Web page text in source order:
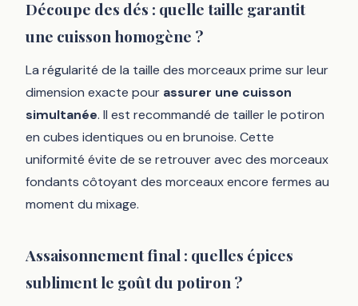
Découpe des dés : quelle taille garantit
une cuisson homogène ?
La régularité de la taille des morceaux prime sur leur
dimension exacte pour assurer une cuisson
simultanée. Il est recommandé de tailler le potiron
en cubes identiques ou en brunoise. Cette
uniformité évite de se retrouver avec des morceaux
fondants côtoyant des morceaux encore fermes au
moment du mixage.
Assaisonnement final : quelles épices
subliment le goût du potiron ?